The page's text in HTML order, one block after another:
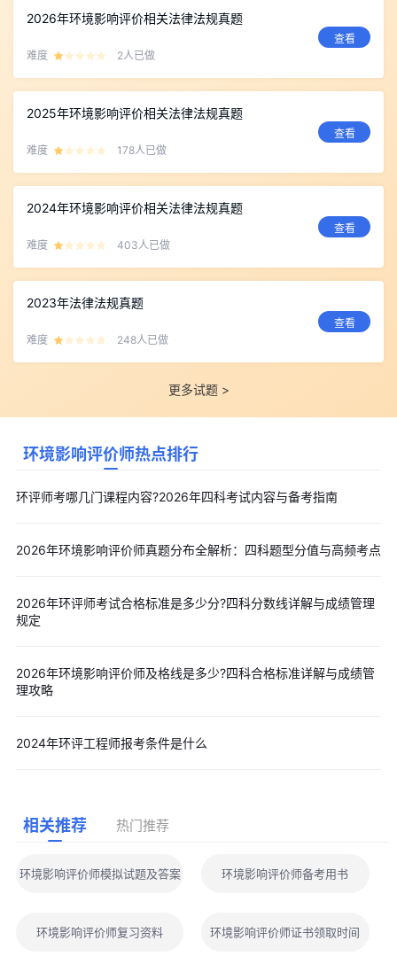
2026年环境影响评价相关法律法规真题
难度 2人已做
查看
2025年环境影响评价相关法律法规真题
难度 178人已做
查看
2024年环境影响评价相关法律法规真题
难度 403人已做
查看
2023年法律法规真题
难度 248人已做
查看
更多试题 >
环境影响评价师热点排行
环评师考哪几门课程内容?2026年四科考试内容与备考指南
2026年环境影响评价师真题分布全解析：四科题型分值与高频考点
2026年环评师考试合格标准是多少分?四科分数线详解与成绩管理
规定
2026年环境影响评价师及格线是多少?四科合格标准详解与成绩管
理攻略
2024年环评工程师报考条件是什么
相关推荐 热门推荐
环境影响评价师模拟试题及答案 环境影响评价师备考用书
环境影响评价师复习资料 环境影响评价师证书领取时间